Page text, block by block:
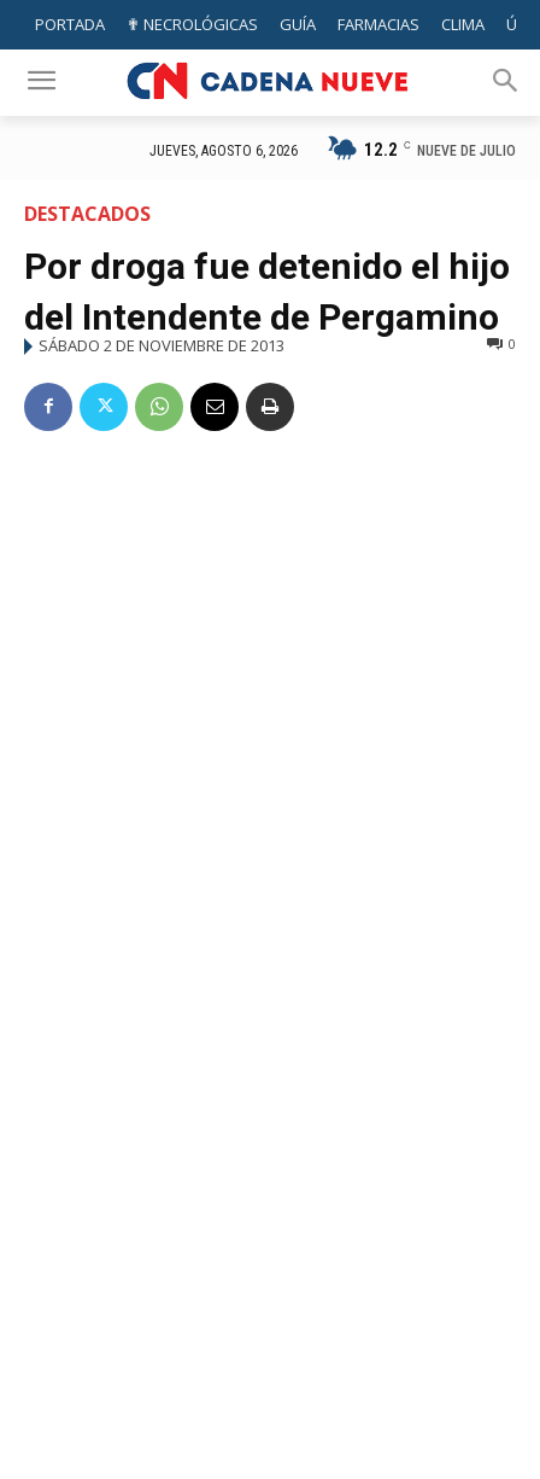
PORTADA ✟ NECROLÓGICAS GUÍA FARMACIAS CLIMA
JUEVES, AGOSTO 6, 2026 12.2 C NUEVE DE JULIO
DESTACADOS
Por droga fue detenido el hijo
del Intendente de Pergamino
SÁBADO 2 DE NOVIEMBRE DE 2013 0